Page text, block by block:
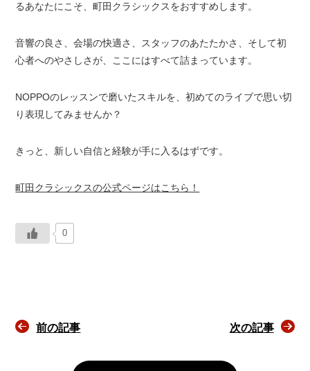
るあなたにこそ、町田クラシックスをおすすめします。
音響の良さ、会場の快適さ、スタッフのあたたかさ、そして初
心者へのやさしさが、ここにはすべて詰まっています。
NOPPOのレッスンで磨いたスキルを、初めてのライブで思い切
り表現してみませんか？
きっと、新しい自信と経験が手に入るはずです。
町田クラシックスの公式ページはこちら！
0
前の記事 次の記事